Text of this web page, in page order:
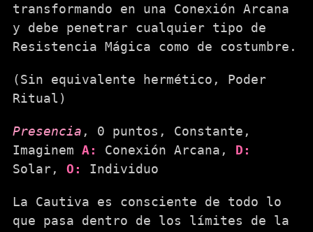
transformando en una Conexión Arcana
y debe penetrar cualquier tipo de
Resistencia Mágica como de costumbre.
(Sin equivalente hermético, Poder
Ritual)
Presencia , 0 puntos, Constante,
Imaginem A: Conexión Arcana, D:
Solar, O: Individuo
La Cautiva es consciente de todo lo
que pasa dentro de los límites de la